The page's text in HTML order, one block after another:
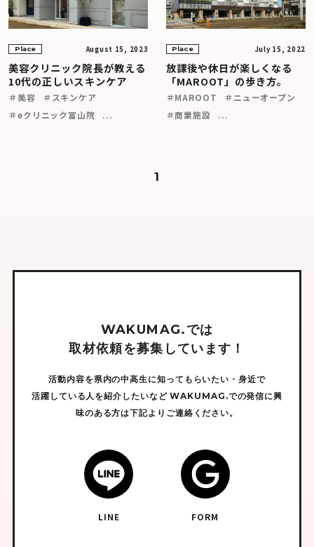
Place August 15, 2023
美容クリニック院長が教える
10代の正しいスキンケア
＃美容
＃スキンケア
＃eクリニック富山院
...
Place July 15, 2022
放課後や休日が楽しくなる
「MAROOT」の歩き方。
＃MAROOT
＃ニューオープン
＃商業施設
...
1
WAKUMAG.では
取材依頼を募集 してい ます ！
活動内容を県内の中高生に知ってもらいたい・身近で
活躍している人を紹介したいなどWAKUMAG.での発信に興
味のある方は下記よりご連絡ください。
LINE FORM